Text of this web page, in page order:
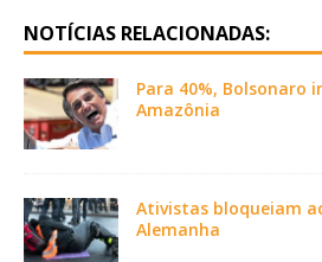
NOTÍCIAS RELACIONADAS:
Para 40%, Bolsonaro
Amazônia
Ativistas bloqueiam
Alemanha